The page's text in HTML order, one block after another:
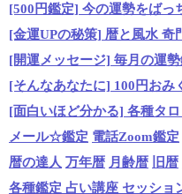
[500円鑑定] 今の運勢をばっ
[金運UPの秘策] 暦と風水 奇
[開運メッセージ] 毎月の運
[そんなあなたに] 100円おみ
[面白いほど分かる] 各種タ
メール☆鑑定 電話Zoom鑑定
暦の達人 万年暦 月齢暦 旧暦
各種鑑定 占い講座 セッショ